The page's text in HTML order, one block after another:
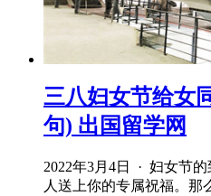
三八妇女节给女
句) 出国留学网
2022年3月4日 · 妇女节
人送上你的专属祝福。那